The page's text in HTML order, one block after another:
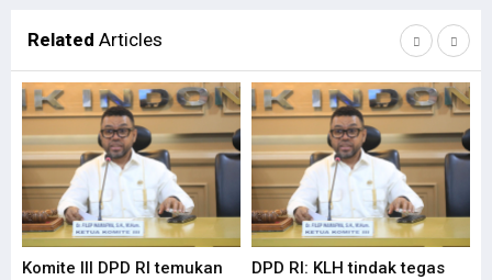
Related Articles
Komite III DPD RI temukan
DPD RI: KLH tindak tegas